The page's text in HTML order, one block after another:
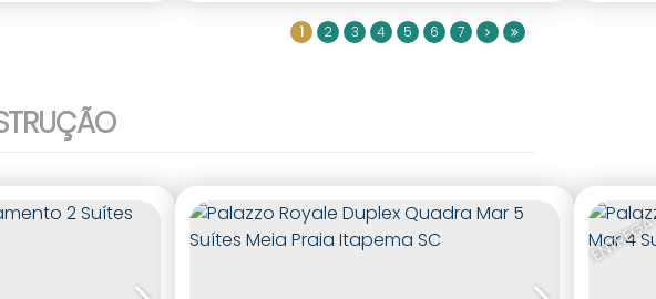
1 2 3 4 5 6 7